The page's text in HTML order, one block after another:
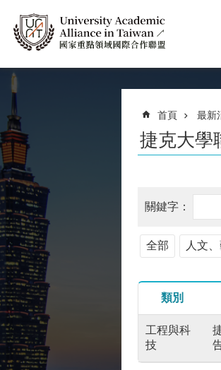
首頁 最新
捷克大學
全部 人文
類別
工程與科
技